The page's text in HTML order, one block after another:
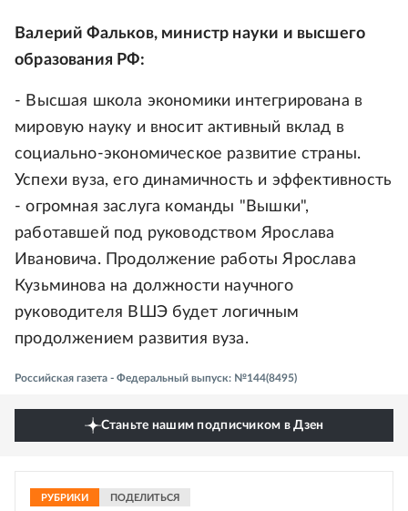
Валерий Фальков, министр науки и высшего
образования РФ:
- Высшая школа экономики интегрирована в
мировую науку и вносит активный вклад в
социально-экономическое развитие страны.
Успехи вуза, его динамичность и эффективность
- огромная заслуга команды "Вышки",
работавшей под руководством Ярослава
Ивановича. Продолжение работы Ярослава
Кузьминова на должности научного
руководителя ВШЭ будет логичным
продолжением развития вуза.
Российская газета - Федеральный выпуск: №144(8495)
Станьте нашим подписчиком в Дзен
РУБРИКИ ПОДЕЛИТЬСЯ